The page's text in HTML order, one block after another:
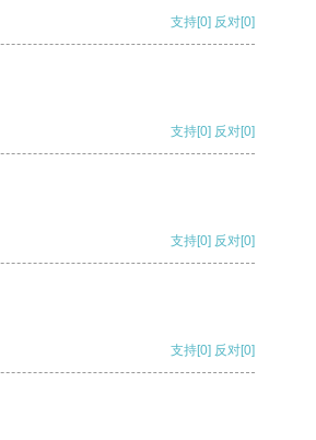
支持[0] 反对[0]
支持[0] 反对[0]
支持[0] 反对[0]
支持[0] 反对[0]